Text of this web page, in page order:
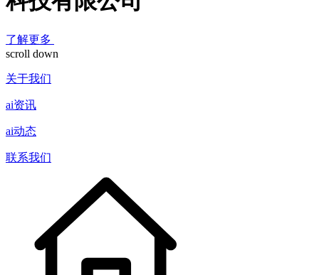
了解更多
scroll down
关于我们
ai资讯
ai动态
联系我们